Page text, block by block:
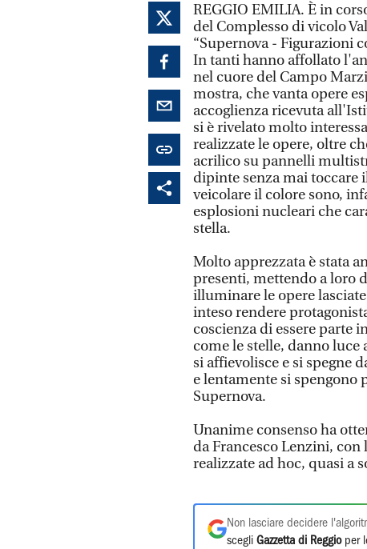
REGGIO EMILIA. È in
del Complesso di vicolo
“Supernova - Figurazioni
In tanti hanno affollato
nel cuore del Campo
mostra, che vanta opere
accoglienza ricevuta
si è rivelato molto
realizzate le opere, oltre
acrilico su pannelli
dipinte senza mai toccare
veicolare il colore sono,
esplosioni nucleari che
stella.
Molto apprezzata è stata
presenti, mettendo a loro
illuminare le opere
inteso rendere
coscienza di essere parte
come le stelle, danno
si affievolisce e si spegne
e lentamente si spengono
Supernova.
Unanime consenso ha
da Francesco Lenzini,
realizzate ad hoc, quasi a
Non lasciare decidere
scegli Gazzetta di Reggioper